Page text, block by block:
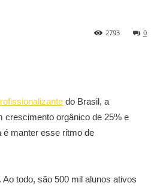
0
2793
do Brasil, a
crescimento orgânico de 25% e
é manter esse ritmo de
todo, são 500 mil alunos ativos